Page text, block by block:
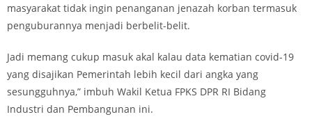
masyarakat tidak ingin penanganan jenazah korban termasuk
penguburannya menjadi berbelit-belit.
Jadi memang cukup masuk akal kalau data kematian covid-19
yang disajikan Pemerintah lebih kecil dari angka yang
sesungguhnya,” imbuh Wakil Ketua FPKS DPR RI Bidang
Industri dan Pembangunan ini.